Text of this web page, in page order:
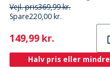
Vejl. pris369,99 kr.
Spare220,00 kr.
Current
149,99 kr.
Halv pris eller mindre